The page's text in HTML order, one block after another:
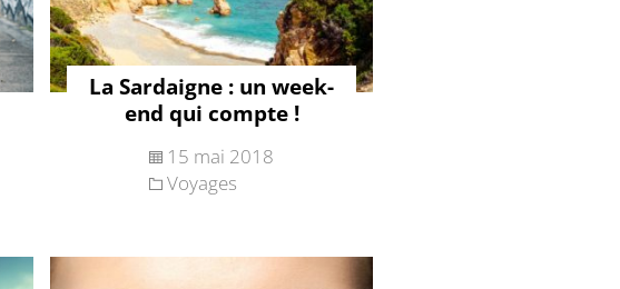
La Sardaigne : un week-
end qui compte !
15 mai 2018
Voyages